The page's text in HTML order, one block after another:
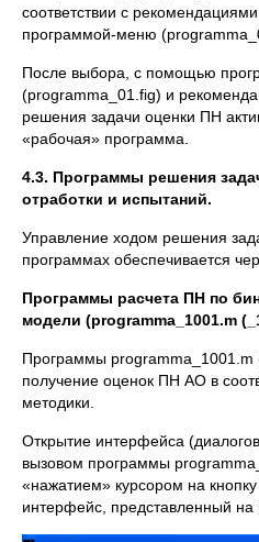
соответствии с
программой-меню
После выбора, с помощью
(programma_01.fig) и
решения задачи оценки ПН
«рабочая» программа.
4.3. Программы решения
отработки и испытаний.
Управление ходом решения
программах обеспечивается
Программы расчета ПН по
модели (рrogramma _1001.m
Программы рrogramma_1001.m
получение оценок ПН АО в
методики.
Открытие интерфейса
вызовом программы
«нажатием» курсором на
интерфейс, представленный на